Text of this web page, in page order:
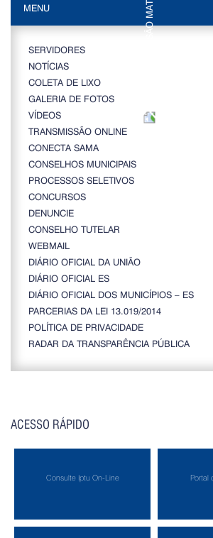
MENU
SERVIDORES
NOTÍCIAS
COLETA DE LIXO
GALERIA DE FOTOS
VÍDEOS
TRANSMISSÃO ONLINE
CONECTA SAMA
CONSELHOS MUNICIPAIS
PROCESSOS SELETIVOS
CONCURSOS
DENUNCIE
CONSELHO TUTELAR
WEBMAIL
DIÁRIO OFICIAL DA UNIÃO
DIÁRIO OFICIAL ES
DIÁRIO OFICIAL DOS MUNICÍPIOS – ES
PARCERIAS DA LEI 13.019/2014
POLÍTICA DE PRIVACIDADE
RADAR DA TRANSPARÊNCIA PÚBLICA
ACESSO RÁPIDO
Consulte Iptu On-Line Portal